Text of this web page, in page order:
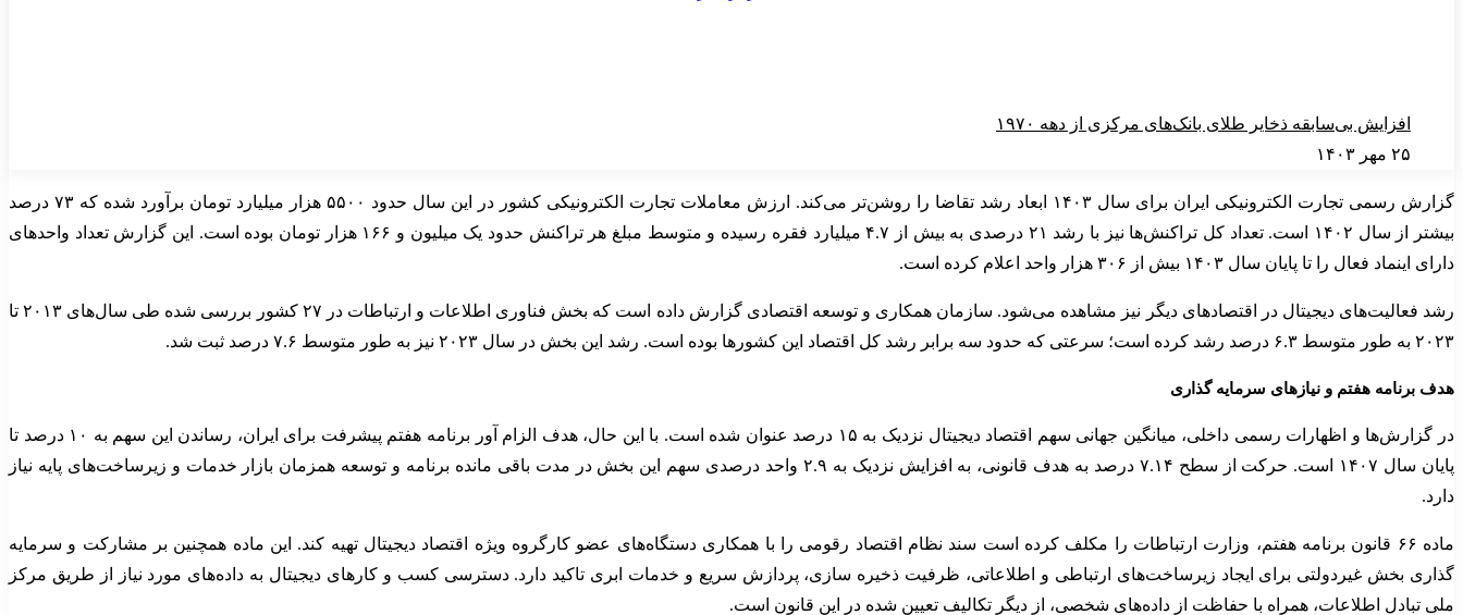
افزایش بی‌سابقه ذخایر طلای بانک‌های مرکزی از دهه ۱۹۷۰
۲۵ مهر ۱۴۰۳
گزارش رسمی تجارت الکترونیکی ایران برای سال ۱۴۰۳ ابعاد رشد تقاضا را روشن‌تر می‌کند. ارزش معاملات تجارت الکترونیکی کشور در این سال حدود ۵۵۰۰ هزار میلیارد تومان برآورد شده که ۷۳ درصد
بیشتر از سال ۱۴۰۲ است. تعداد کل تراکنش‌ها نیز با رشد ۲۱ درصدی به بیش از ۴.۷ میلیارد فقره رسیده و متوسط مبلغ هر تراکنش حدود یک میلیون و ۱۶۶ هزار تومان بوده است. این گزارش تعداد واحدهای
دارای اینماد فعال را تا پایان سال ۱۴۰۳ بیش از ۳۰۶ هزار واحد اعلام کرده است.
رشد فعالیت‌های دیجیتال در اقتصادهای دیگر نیز مشاهده می‌شود. سازمان همکاری و توسعه اقتصادی گزارش داده است که بخش فناوری اطلاعات و ارتباطات در ۲۷ کشور بررسی شده طی سال‌های ۲۰۱۳ تا
۲۰۲۳ به طور متوسط ۶.۳ درصد رشد کرده است؛ سرعتی که حدود سه برابر رشد کل اقتصاد این کشورها بوده است. رشد این بخش در سال ۲۰۲۳ نیز به طور متوسط ۷.۶ درصد ثبت شد.
هدف برنامه هفتم و نیازهای سرمایه گذاری
در گزارش‌ها و اظهارات رسمی داخلی، میانگین جهانی سهم اقتصاد دیجیتال نزدیک به ۱۵ درصد عنوان شده است. با این حال، هدف الزام آور برنامه هفتم پیشرفت برای ایران، رساندن این سهم به ۱۰ درصد تا
پایان سال ۱۴۰۷ است. حرکت از سطح ۷.۱۴ درصد به هدف قانونی، به افزایش نزدیک به ۲.۹ واحد درصدی سهم این بخش در مدت باقی مانده برنامه و توسعه همزمان بازار خدمات و زیرساخت‌های پایه نیاز
دارد.
ماده ۶۶ قانون برنامه هفتم، وزارت ارتباطات را مکلف کرده است سند نظام اقتصاد رقومی را با همکاری دستگاه‌های عضو کارگروه ویژه اقتصاد دیجیتال تهیه کند. این ماده همچنین بر مشارکت و سرمایه
گذاری بخش غیردولتی برای ایجاد زیرساخت‌های ارتباطی و اطلاعاتی، ظرفیت ذخیره سازی، پردازش سریع و خدمات ابری تاکید دارد. دسترسی کسب و کارهای دیجیتال به داده‌های مورد نیاز از طریق مرکز
ملی تبادل اطلاعات، همراه با حفاظت از داده‌های شخصی، از دیگر تکالیف تعیین شده در این قانون است.